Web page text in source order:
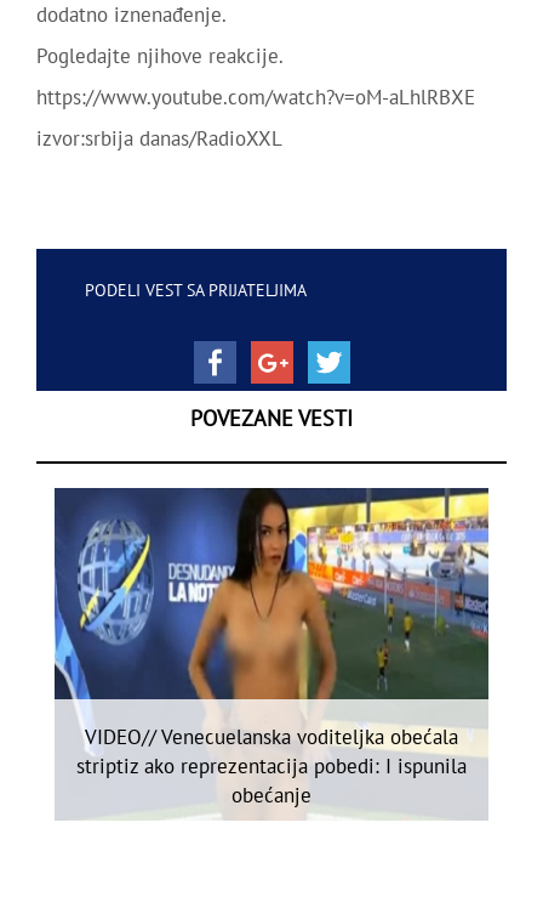
dodatno iznenađenje.
Pogledajte njihove reakcije.
https://www.youtube.com/watch?v=oM-aLhlRBXE
izvor:srbija danas/RadioXXL
PODELI VEST SA PRIJATELJIMA
POVEZANE VESTI
VIDEO// Venecuelanska voditeljka obećala
striptiz ako reprezentacija pobedi: I ispunila
obećanje